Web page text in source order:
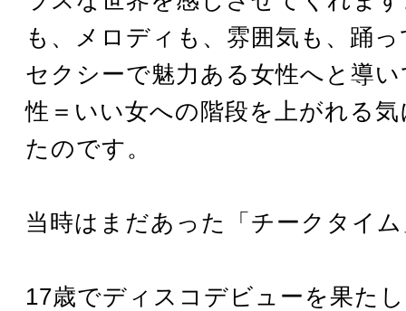
も、メロディも、雰囲気も、踊
セクシーで魅力ある女性へと導
性＝いい女への階段を上がれる
たのです。
当時はまだあった「チークタイ
17歳でディスコデビューを果た